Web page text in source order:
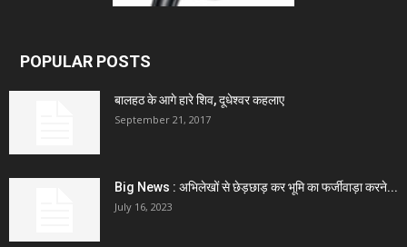
POPULAR POSTS
बालहठ के आगे हारे शिव, दूधेश्वर कहलाए
September 21, 2017
Big News : अभिलेखों से छेड़छाड़ कर भूमि का फर्जीवाड़ा करने...
July 16, 2023